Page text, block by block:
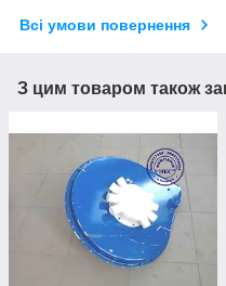
Всі умови повернення
З цим товаром також